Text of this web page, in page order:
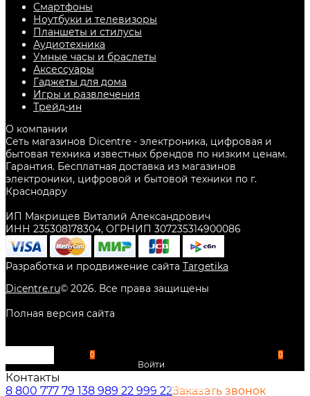
Смартфоны
Ноутбуки и телевизоры
Планшеты и стилусы
Аудиотехника
Умные часы и браслеты
Аксессуары
Гаджеты для дома
Игры и развлечения
Трейд-ин
О компании
Сеть магазинов Dicentre - электроника, цифровая и
бытовая техника известных брендов по низким ценам.
Гарантия. Бесплатная доставка из магазинов
электроники, цифровой и бытовой техники по г.
Краснодару
ИП Макрищев Виталий Александрович
ИНН 235308178304, ОГРНИП 307235314900086
Разработка и продвижение сайта Targetika
Dicentre.ru© 2026. Все права защищены
Полная версия сайта
0
Войти
Избранное
0
Контакты
8 800 777 79 138 989 22 999 22Заказать звонок